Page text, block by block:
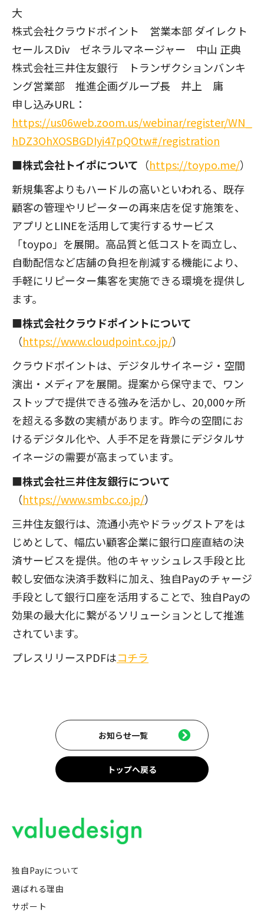
大
株式会社クラウドポイント 営業本部 ダイレクト
セールスDiv ゼネラルマネージャー 中山 正典
株式会社三井住友銀行 トランザクションバンキ
ング営業部 推進企画グループ長 井上 庸
申し込みURL：
https://us06web.zoom.us/webinar/register/WN_
hDZ3OhXOSBGDIyi47pQOtw#/registration
■株式会社トイポについて （https://toypo.me/）
新規集客よりもハードルの高いといわれる、既存
顧客の管理やリピーターの再来店を促す施策を、
アプリとLINEを活用して実行するサービス
「toypo」を展開。高品質と低コストを両立し、
自動配信など店舗の負担を削減する機能により、
手軽にリピーター集客を実施できる環境を提供し
ます。
■株式会社クラウドポイントについて
（https://www.cloudpoint.co.jp/）
クラウドポイントは、デジタルサイネージ・空間
演出・メディアを展開。提案から保守まで、ワン
ストップで提供できる強みを活かし、20,000ヶ所
を超える多数の実績があります。昨今の空間にお
けるデジタル化や、人手不足を背景にデジタルサ
イネージの需要が高まっています。
■株式会社三井住友銀行について
（https://www.smbc.co.jp/）
三井住友銀行は、流通小売やドラッグストアをは
じめとして、幅広い顧客企業に銀行口座直結の決
済サービスを提供。他のキャッシュレス手段と比
較し安価な決済手数料に加え、独自Payのチャージ
手段として銀行口座を活用することで、独自Payの
効果の最大化に繋がるソリューションとして推進
されています。
プレスリリースPDFはコチラ
お知らせ一覧
トップへ戻る
独自Payについて
選ばれる理由
サポート